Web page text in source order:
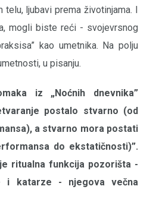
ljubavi prema životinjama. I
mogli biste reći - svojevrsnog
kao umetnika. Na polju
u pisanju.
iz „Noćnih dnevnika”
postalo stvarno (od
a stvarno mora postati
do ekstatičnosti)”.
ritualna funkcija pozorišta -
i katarze - njegova večna